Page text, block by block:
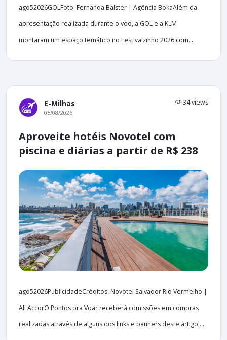
ago52026GOLFoto: Fernanda Balster | Agência BokaAlém da
apresentação realizada durante o voo, a GOL e a KLM
montaram um espaço temático no Festivalzinho 2026 com...
E-Milhas 34 views
05/08/2026
Aproveite hotéis Novotel com
piscina e diárias a partir de R$ 238
ago52026PublicidadeCréditos: Novotel Salvador Rio Vermelho |
All AccorO Pontos pra Voar receberá comissões em compras
realizadas através de alguns dos links e banners deste artigo,...